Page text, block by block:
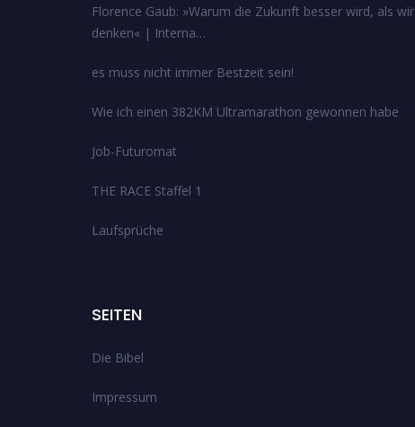
Florence Gaub: »Warum die Zukunft besser wird, als wir
denken« | Interna…
es muss nicht immer Bestzeit sein!
Wie ich einen 382KM Ultramarathon gewonnen habe
Job-Futuromat
THE RACE Staffel 1
Laufsprüche
SEITEN
Die Bibel
Impressum